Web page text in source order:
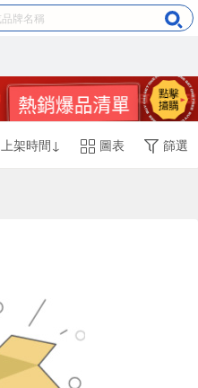
上架時間↓ 圖表 篩選